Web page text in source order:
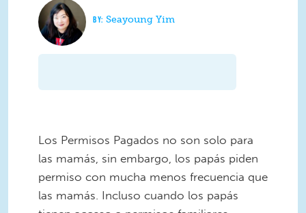
Seayoung Yim
Los Permisos Pagados no son solo para
las mamás, sin embargo, los papás piden
permiso con mucha menos frecuencia que
las mamás. Incluso cuando los papás